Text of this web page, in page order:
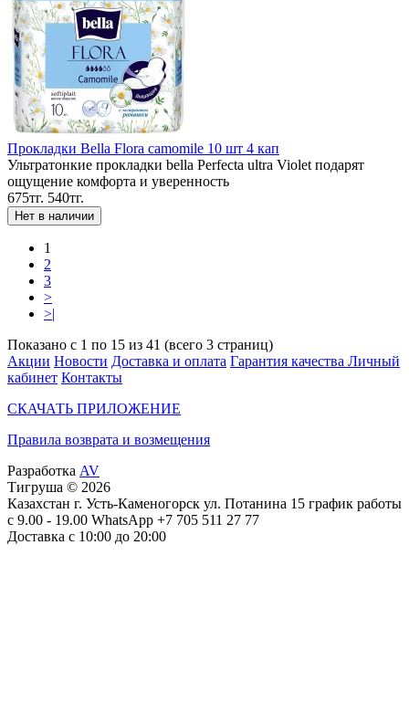
Прокладки Bella Flora camomile 10 шт 4 кап
Ультратонкие прокладки bella Perfecta ultra Violet подарят
ощущение комфорта и уверенность
675тг. 540тг.
1
2
3
>
>|
Показано с 1 по 15 из 41 (всего 3 страниц)
Акции Новости Доставка и оплата Гарантия качества Личный
кабинет Контакты
СКАЧАТЬ ПРИЛОЖЕНИЕ
Правила возврата и возмещения
Разработка AV
Тигруша © 2026
Казахстан г. Усть-Каменогорск ул. Потанина 15 график работы
с 9.00 - 19.00 WhatsApp +7 705 511 27 77
Доставка с 10:00 до 20:00